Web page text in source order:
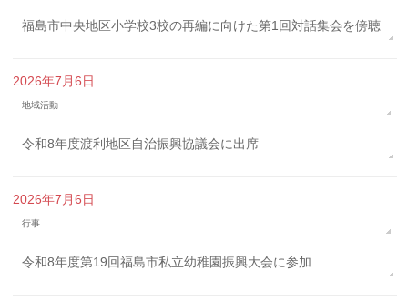
福島市中央地区小学校3校の再編に向けた第1回対話集会を傍聴
2026年7月6日
地域活動
令和8年度渡利地区自治振興協議会に出席
2026年7月6日
行事
令和8年度第19回福島市私立幼稚園振興大会に参加